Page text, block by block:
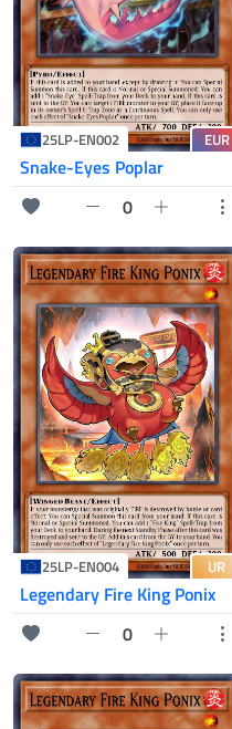
25LP-EN002 EUR
Snake-Eyes Poplar
0
25LP-EN004 UR
Legendary Fire King Ponix
0